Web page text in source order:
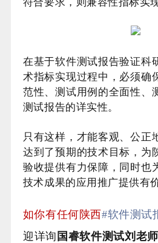
在基于软件测试报告验证科
术指标实现过程中，必须确
范性、测试用例的全面性、
测试报告的详实性。
只有这样，才能客观、公正
达到了预期的技术目标，为
验收提供有力保障，同时也
技术成果的应用推广提供有
如你有任何陕西#软件测试
迎详询 国睿软件测试刘老